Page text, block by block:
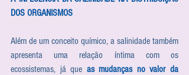
DOS ORGANISMOS
Além de um conceito químico, a salinidade também
apresenta uma relação íntima com os
ecossistemas, já que as mudanças no valor da